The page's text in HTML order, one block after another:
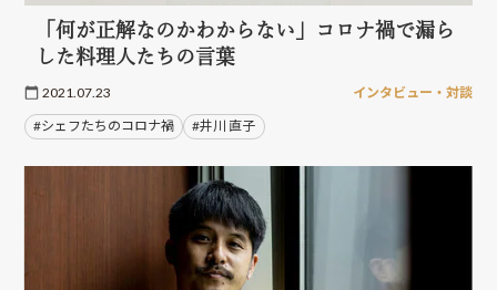
「何が正解なのかわからない」コロナ禍で漏ら
した料理人たちの言葉
2021.07.23 インタビュー・対談
#シェフたちのコロナ禍 #井川 直子